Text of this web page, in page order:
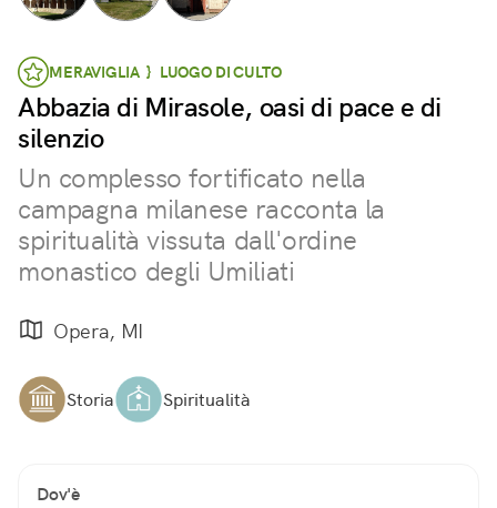
MERAVIGLIA } LUOGO DI CULTO
Abbazia di Mirasole, oasi di pace e di
silenzio
Un complesso fortificato nella
campagna milanese racconta la
spiritualità vissuta dall'ordine
monastico degli Umiliati
Opera, MI
Storia Spiritualità
Dov'è